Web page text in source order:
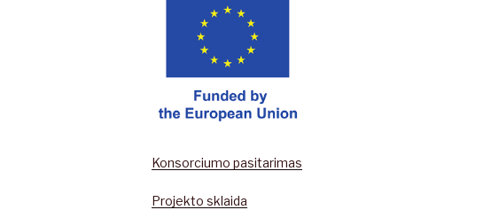
Konsorciumo pasitarimas
Projekto sklaida